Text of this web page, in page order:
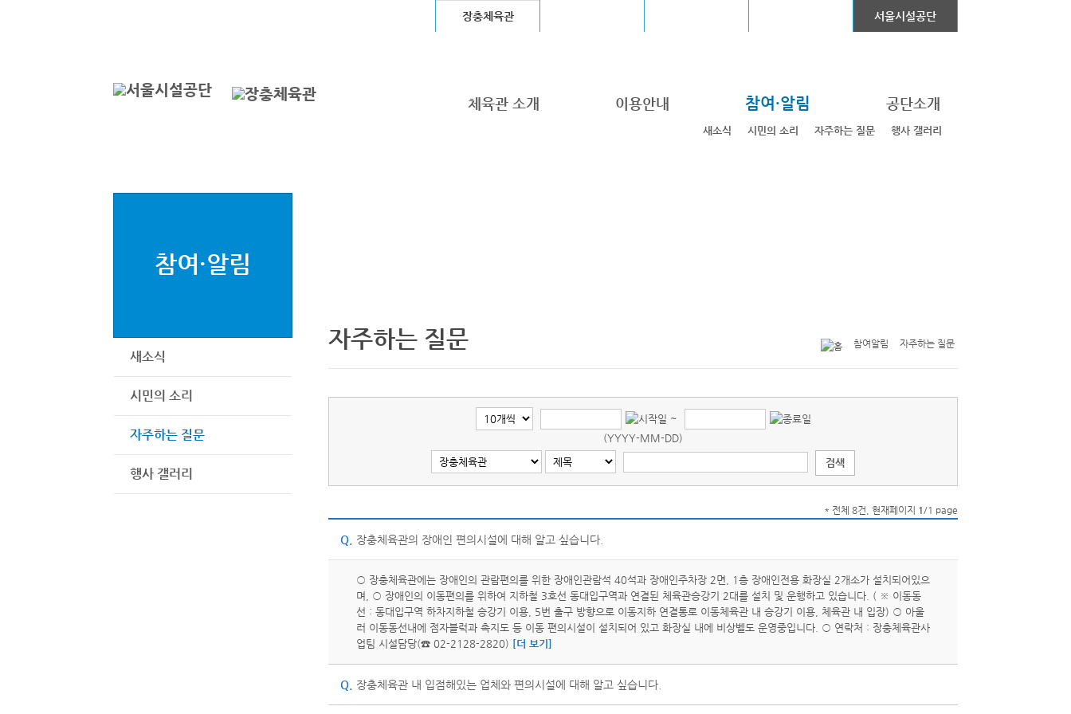
장충체육관 서울시설공단
체육관 소개 이용안내 참여·알림
새소식 시민의 소리 자주하는 질문 행사 갤러리
공단소개
참여·알림
새소식
시민의 소리
자주하는 질문
행사 갤러리
자주하는 질문 참여알림 자주하는 질문
~
(YYYY-MM-DD)
* 전체 8건, 현재페이지 1/1 page
Q. 장충체육관의 장애인 편의시설에 대해 알고 싶습니다.
○ 장충체육관에는 장애인의 관람편의를 위한 장애인관람석 40석과 장애인주차장 2면, 1층 장애인전용 화장실 2개소가 설치되어있으
며, ○ 장애인의 이동편의를 위하여 지하철 3호선 동대입구역과 연결된 체육관승강기 2대를 설치 및 운행하고 있습니다. ( ※ 이동동
선 : 동대입구역 하차지하철 승강기 이용, 5번 출구 방향으로 이동지하 연결통로 이동체육관 내 승강기 이용, 체육관 내 입장) ○ 아울
러 이동동선내에 점자블럭과 촉지도 등 이동 편의시설이 설치되어 있고 화장실 내에 비상벨도 운영중입니다. ○ 연락처 : 장충체육관사
업팀 시설담당(☎ 02-2128-2820) [더 보기]
Q. 장충체육관 내 입점해있는 업체와 편의시설에 대해 알고 싶습니다.